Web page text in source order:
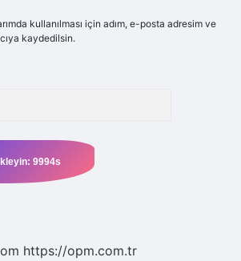
kullanılması için adım, e-posta adresim ve
kaydedilsin.
https://opm.com.tr